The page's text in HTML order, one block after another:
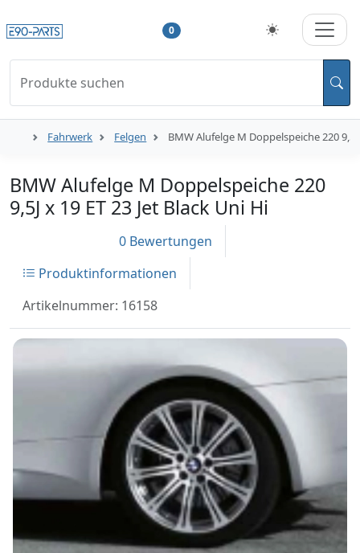
0
Produkte suchen
Fahrwerk Felgen BMW Alufelge M Doppelspeiche 220
BMW Alufelge M Doppelspeiche 220
9,5J x 19 ET 23 Jet Black Uni Hi
0 Bewertungen
Produktinformationen
Artikelnummer: 16158